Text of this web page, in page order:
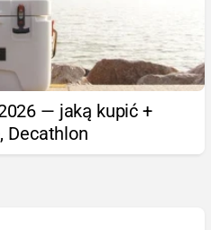
— jaką kupić +
Decathlon